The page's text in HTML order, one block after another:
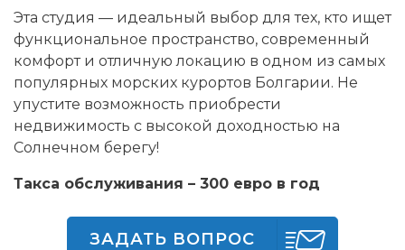
Эта студия — идеальный выбор для тех, кто ищет
функциональное пространство, современный
комфорт и отличную локацию в одном из самых
популярных морских курортов Болгарии. Не
упустите возможность приобрести
недвижимость с высокой доходностью на
Солнечном берегу!
Такса обслуживания – 300 евро в год
ЗАДАТЬ ВОПРОС